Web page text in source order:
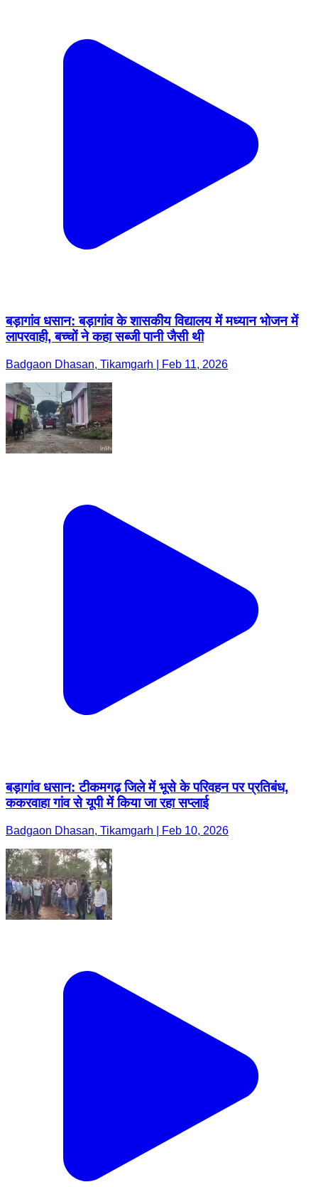
बड़ागांव धसान: बड़ागांव के शासकीय विद्यालय में मध्यान भोजन में
लापरवाही, बच्चों ने कहा सब्जी पानी जैसी थी
Badgaon Dhasan, Tikamgarh | Feb 11, 2026
बड़ागांव धसान: टीकमगढ़ जिले में भूसे के परिवहन पर प्रतिबंध,
ककरवाहा गांव से यूपी में किया जा रहा सप्लाई
Badgaon Dhasan, Tikamgarh | Feb 10, 2026